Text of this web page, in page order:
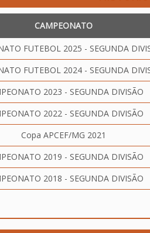
CAMPEONATO
FUTEBOL 2025 - SEGUNDA
FUTEBOL 2024 - SEGUNDA
2023 - SEGUNDA DIVISÃO
2022 - SEGUNDA DIVISÃO
Copa APCEF/MG 2021
2019 - SEGUNDA DIVISÃO
2018 - SEGUNDA DIVISÃO